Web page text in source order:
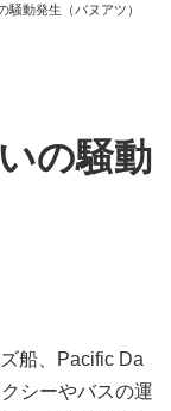
騒動発生（バヌアツ）
の騒動
船、Pacific Da
シーやバスの運